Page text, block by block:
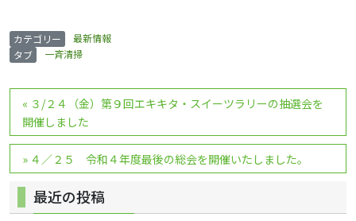
カテゴリー
最新情報
タブ
一斉清掃
投
稿
ナ
ビ
ゲ
ー
« ３/２４（金）第９回エキキタ・スイーツラリーの抽選会を
開催しました
» ４／２５ 令和４年度最後の総会を開催いたしました。
最近の投稿